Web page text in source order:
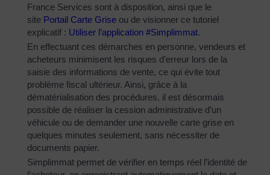
France Services sont à disposition, ainsi que le
site Portail Carte Grise ou de visionner ce tutoriel
explicatif : Utiliser l’application #Simplimmat.
En effectuant ces démarches en personne, vendeurs et
acheteurs minimisent les risques d’erreur lors de la
saisie des informations de vente, ce qui évite tout
problème fiscal ultérieur. Ainsi, grâce à la
dématérialisation des procédures, il est désormais
possible de réaliser la cession administrative d’un
véhicule ou de demander une nouvelle carte grise en
quelques minutes seulement, sans nécessiter de
documents papier.
Simplimmat permet de vérifier en temps réel l’identité de